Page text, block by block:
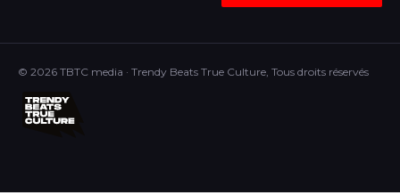
© 2026 TBTC media · Trendy Beats True Culture, Tous droits réservés